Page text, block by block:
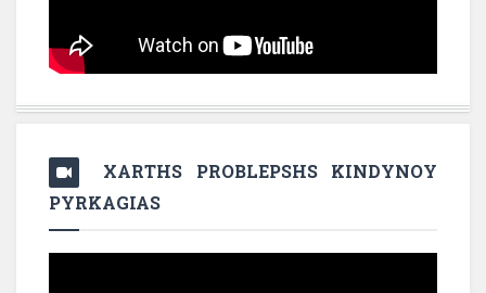
XARTHS PROBLEPSHS KINDYNOY
PYRKAGIAS